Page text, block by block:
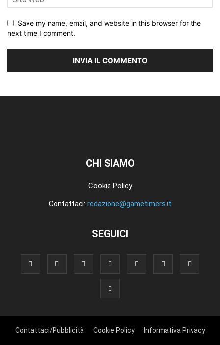
Save my name, email, and website in this browser for the
next time I comment.
CHI SIAMO
Cookie Policy
Contattaci: redazione@gametimers.it
SEGUICI
Contattaci/Pubblicità Cookie Policy Informativa Privacy